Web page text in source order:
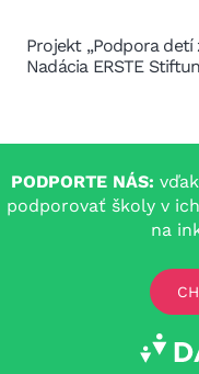
Projekt „Podpora detí
Nadácia ERSTE
PODPORTE NÁS:
podporovať školy v
na